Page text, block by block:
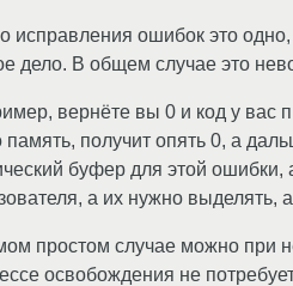
исправления ошибок это
дело. В общем случае это
вернёте вы 0 и код у вас
память, получит опять 0, а
буфер для этой
а их нужно выделять,
простом случае можно при
освобождения не